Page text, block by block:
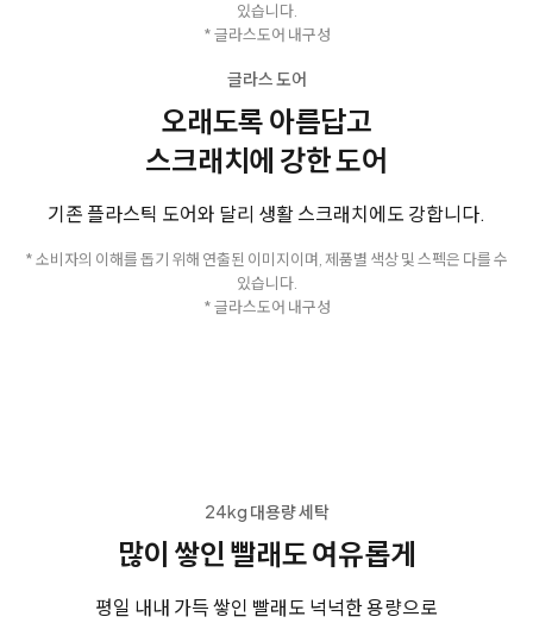
있습니다.
* 글라스도어 내구성
글라스 도어
오래도록 아름답고
스크래치에 강한 도어
기존 플라스틱 도어와 달리 생활 스크래치에도 강합니다.
* 소비자의 이해를 돕기 위해 연출된 이미지이며, 제품별 색상 및 스펙은 다를 수
있습니다.
* 글라스도어 내구성
24kg 대용량 세탁
많이 쌓인 빨래도 여유롭게
평일 내내 가득 쌓인 빨래도 넉넉한 용량으로